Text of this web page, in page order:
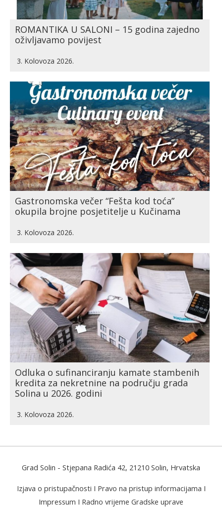
ROMANTIKA U SALONI – 15 godina zajedno
oživljavamo povijest
3. Kolovoza 2026.
Gastronomska večer “Fešta kod toća”
okupila brojne posjetitelje u Kučinama
3. Kolovoza 2026.
Odluka o sufinanciranju kamate stambenih
kredita za nekretnine na području grada
Solina u 2026. godini
3. Kolovoza 2026.
Grad Solin - Stjepana Radića 42, 21210 Solin, Hrvatska
Izjava o pristupačnosti I Pravo na pristup informacijama I
Impressum I Radno vrijeme Gradske uprave